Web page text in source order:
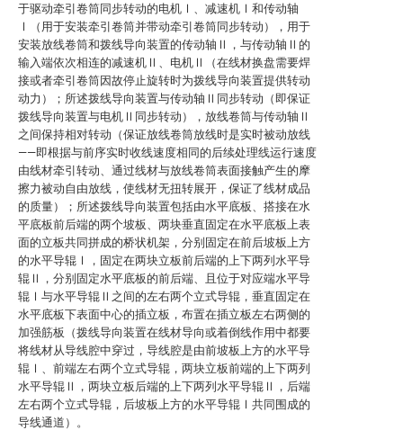
于驱动牵引卷筒同步转动的电机Ⅰ、减速机Ⅰ和传动轴
Ⅰ（用于安装牵引卷筒并带动牵引卷筒同步转动），用于
安装放线卷筒和拨线导向装置的传动轴Ⅱ，与传动轴Ⅱ的
输入端依次相连的减速机Ⅱ、电机Ⅱ（在线材换盘需要焊
接或者牵引卷筒因故停止旋转时为拨线导向装置提供转动
动力）；所述拨线导向装置与传动轴Ⅱ同步转动（即保证
拨线导向装置与电机Ⅱ同步转动），放线卷筒与传动轴Ⅱ
之间保持相对转动（保证放线卷筒放线时是实时被动放线
——即根据与前序实时收线速度相同的后续处理线运行速度
由线材牵引转动、通过线材与放线卷筒表面接触产生的摩
擦力被动自由放线，使线材无扭转展开，保证了线材成品
的质量）；所述拨线导向装置包括由水平底板、搭接在水
平底板前后端的两个坡板、两块垂直固定在水平底板上表
面的立板共同拼成的桥状机架，分别固定在前后坡板上方
的水平导辊Ⅰ，固定在两块立板前后端的上下两列水平导
辊Ⅱ，分别固定水平底板的前后端、且位于对应端水平导
辊Ⅰ与水平导辊Ⅱ之间的左右两个立式导辊，垂直固定在
水平底板下表面中心的插立板，布置在插立板左右两侧的
加强筋板（拨线导向装置在线材导向或着倒线作用中都要
将线材从导线腔中穿过，导线腔是由前坡板上方的水平导
辊Ⅰ、前端左右两个立式导辊，两块立板前端的上下两列
水平导辊Ⅱ，两块立板后端的上下两列水平导辊Ⅱ，后端
左右两个立式导辊，后坡板上方的水平导辊Ⅰ共同围成的
导线通道）。